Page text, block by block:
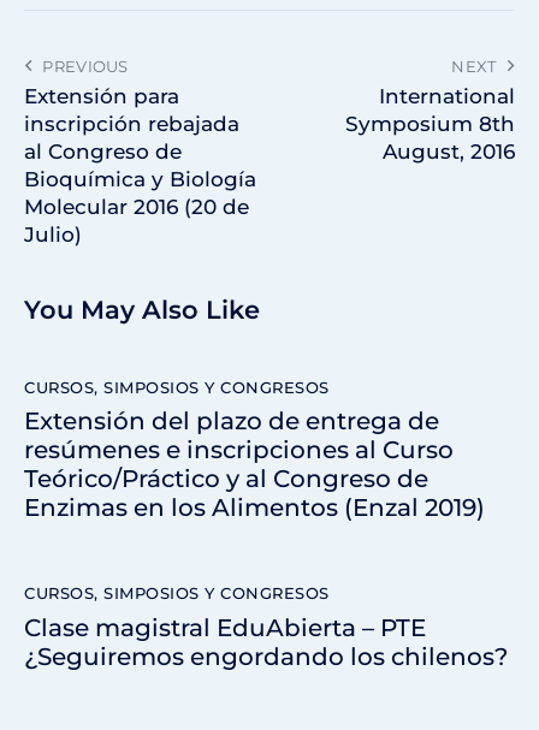
PREVIOUS
Extensión para
inscripción rebajada
al Congreso de
Bioquímica y Biología
Molecular 2016 (20 de
Julio)
NEXT
International
Symposium 8th
August, 2016
You May Also Like
CURSOS, SIMPOSIOS Y CONGRESOS
Extensión del plazo de entrega de
resúmenes e inscripciones al Curso
Teórico/Práctico y al Congreso de
Enzimas en los Alimentos (Enzal 2019)
CURSOS, SIMPOSIOS Y CONGRESOS
Clase magistral EduAbierta – PTE
¿Seguiremos engordando los chilenos?